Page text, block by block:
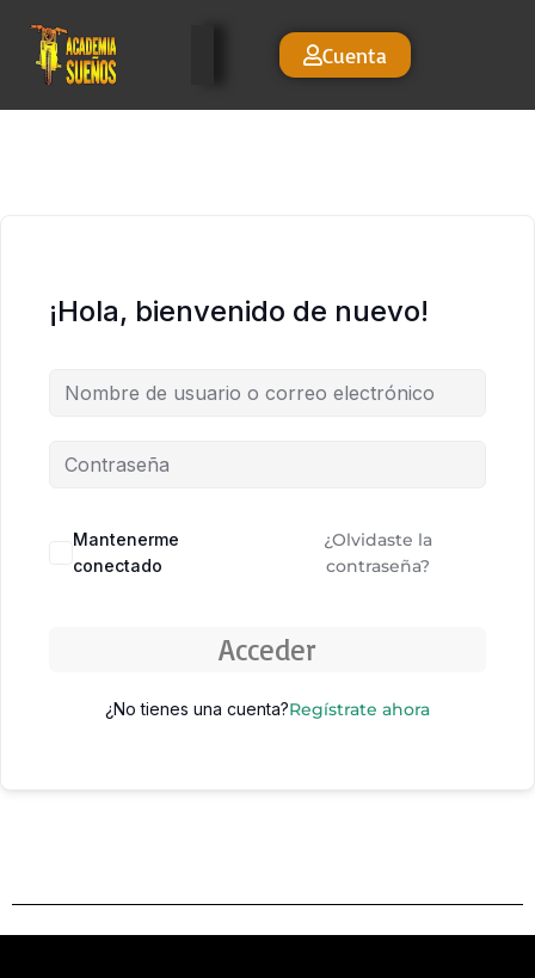
Cuenta
¡Hola, bienvenido de nuevo!
Mantenerme
conectado
¿Olvidaste la
contraseña?
Acceder
¿No tienes una cuenta?Regístrate ahora